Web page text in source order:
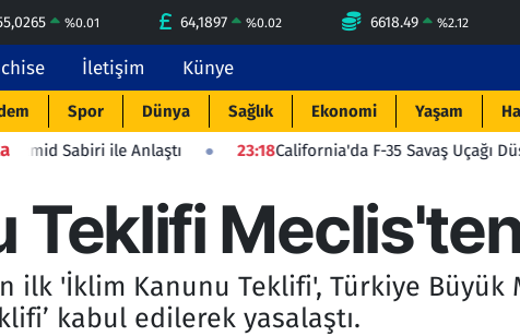
%0.01 64,1897 %0.02 6618.49 %2.12
İletişim Künye
Spor Dünya Sağlık Ekonomi Yaşam
ile Anlaştı 23:18California'da F-35 Savaş Uçağı Düştü: Pilot
Teklifi
ilk 'İklim Kanunu Teklifi', Türkiye Büyük
kabul edilerek yasalaştı.